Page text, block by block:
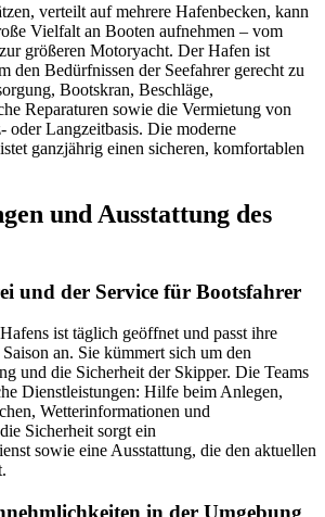
verteilt auf mehrere Hafenbecken, kann
Vielfalt an Booten aufnehmen – vom
größeren Motoryacht. Der Hafen ist
den Bedürfnissen der Seefahrer gerecht zu
Bootskran, Beschläge,
Reparaturen sowie die Vermietung von
oder Langzeitbasis. Die moderne
ganzjährig einen sicheren, komfortablen
und Ausstattung des
und der Service für Bootsfahrer
ist täglich geöffnet und passt ihre
an. Sie kümmert sich um den
und die Sicherheit der Skipper. Die Teams
Dienstleistungen: Hilfe beim Anlegen,
Wetterinformationen und
Sicherheit sorgt ein
sowie eine Ausstattung, die den aktuellen
in der Umgebung